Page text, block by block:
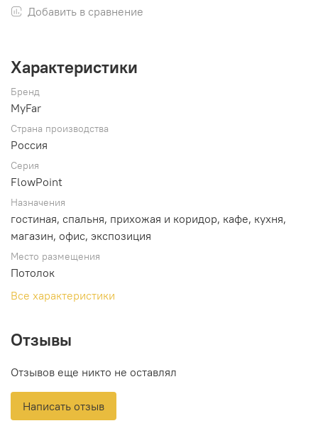
Добавить в сравнение
Характеристики
Бренд
MyFar
Страна производства
Россия
Серия
FlowPoint
Назначения
гостиная, спальня, прихожая и коридор, кафе, кухня,
магазин, офис, экспозиция
Место размещения
Потолок
Все характеристики
Отзывы
Отзывов еще никто не оставлял
Написать отзыв